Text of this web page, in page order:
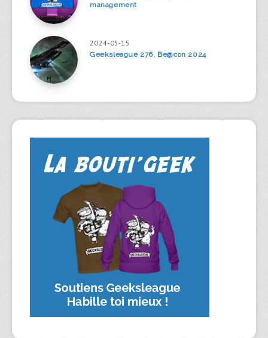
management
2024-05-15
Geeksleague 276, Be@con 2024